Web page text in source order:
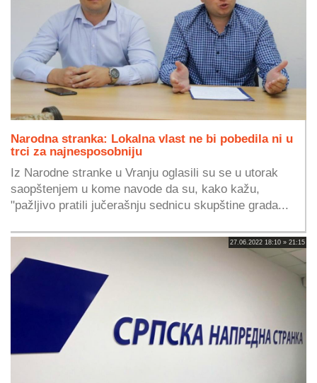
Narodna stranka: Lokalna vlast ne bi pobedila ni u
trci za najnesposobniju
Iz Narodne stranke u Vranju oglasili su se u utorak
saopštenjem u kome navode da su, kako kažu,
"pažljivo pratili jučerašnju sednicu skupštine grada...
27.06.2022 18:10 » 21:15